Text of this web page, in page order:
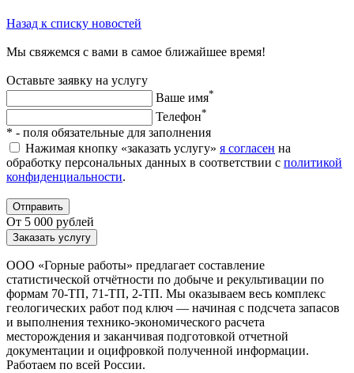
Назад к списку новостей
Мы свяжемся с вами в самое ближайшее время!
Оставьте заявку на услугу
Ваше имя*
Телефон*
* - поля обязательные для заполнения
Нажимая кнопку «заказать услугу» я согласен на
обработку персональных данных в соответствии с политикой
конфиденциальности.
Отправить
От 5 000 рублей
Заказать услугу
ООО «Горные работы» предлагает составление
статистической отчётности по добыче и рекультивации по
формам 70-ТП, 71-ТП, 2-ТП. Мы оказываем весь комплекс
геологических работ под ключ — начиная с подсчета запасов
и выполнения технико-экономического расчета
месторождения и заканчивая подготовкой отчетной
документации и оцифровкой полученной информации.
Работаем по всей России.